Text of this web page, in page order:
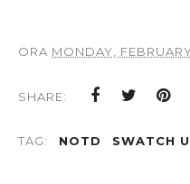
ORA MONDAY, FEBRUARY
SHARE:
TAG: NOTD SWATCH